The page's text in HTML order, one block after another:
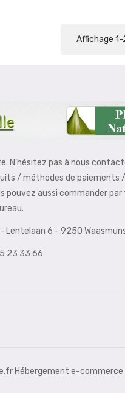
Affichage
N’hésitez pas à nous
/ méthodes de
pouvez aussi commander
- Lentelaan 6 - 9250
23 33 66
Hébergement e-commerce